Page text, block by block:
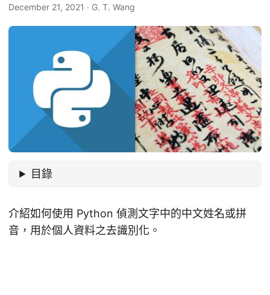
December 21, 2021 · G. T. Wang
目錄
介紹如何使用 Python 偵測文字中的中文姓名或拼
音，用於個人資料之去識別化。